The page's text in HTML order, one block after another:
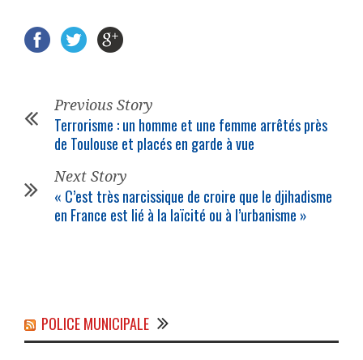
Previous Story
Terrorisme : un homme et une femme arrêtés près
de Toulouse et placés en garde à vue
Next Story
« C’est très narcissique de croire que le djihadisme
en France est lié à la laïcité ou à l’urbanisme »
POLICE MUNICIPALE